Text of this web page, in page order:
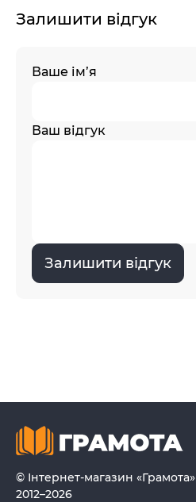
Залишити відгук
Ваше ім’я
Ваш відгук
Залишити відгук
© Інтернет-магазин «Грамота»
2012–2026